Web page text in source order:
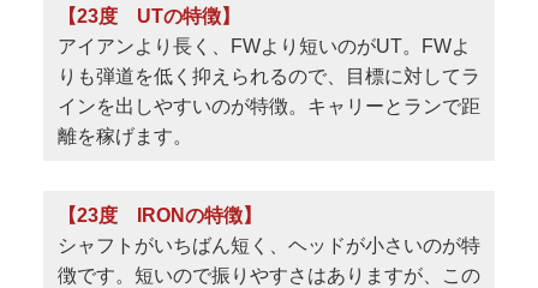
【23度 UTの特徴】
アイアンより長く、FWより短いのがUT。FWよ
りも弾道を低く抑えられるので、目標に対してラ
インを出しやすいのが特徴。キャリーとランで距
離を稼げます。
【23度 IRONの特徴】
シャフトがいちばん短く、ヘッドが小さいのが特
徴です。短いので振りやすさはありますが、この